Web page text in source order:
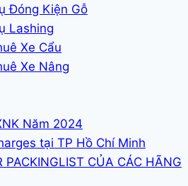
Đóng Kiện Gỗ
Lashing
Xe Cẩu
Xe Nâng
Năm 2024
tại TP Hồ Chí Minh
PACKINGLIST CỦA CÁC HÃNG